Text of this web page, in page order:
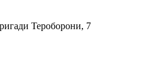
Тероборони, 7